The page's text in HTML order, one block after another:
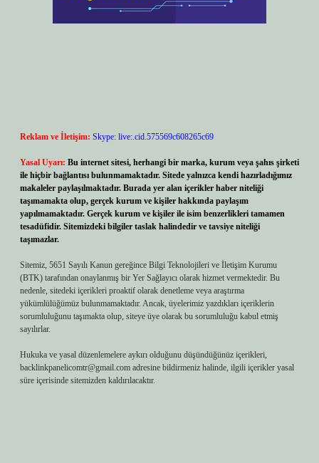
Reklam ve İletişim: Skype: live:.cid.575569c608265c69
Yasal Uyarı: Bu internet sitesi, herhangi bir marka, kurum veya şahıs şirketi
ile hiçbir bağlantısı bulunmamaktadır. Sitede yalnızca kendi hazırladığımız
makaleler paylaşılmaktadır. Burada yer alan içerikler haber niteliği
taşımamakta olup, gerçek kurum ve kişiler hakkında paylaşım
yapılmamaktadır. Gerçek kurum ve kişiler ile isim benzerlikleri tamamen
tesadüfidir. Sitemizdeki bilgiler taslak halindedir ve tavsiye niteliği
taşımazlar.
Sitemiz, 5651 Sayılı Kanun gereğince Bilgi Teknolojileri ve İletişim Kurumu
(BTK) tarafından onaylanmış bir Yer Sağlayıcı olarak hizmet vermektedir. Bu
nedenle, sitedeki içerikleri proaktif olarak denetleme veya araştırma
yükümlülüğümüz bulunmamaktadır. Ancak, üyelerimiz yazdıkları içeriklerin
sorumluluğunu taşımakta olup, siteye üye olarak bu sorumluluğu kabul etmiş
sayılırlar.
Hukuka ve yasal düzenlemelere aykırı olduğunu düşündüğünüz içerikleri,
backlinkpanelicomtr@gmail.com adresine bildirmeniz halinde, ilgili içerikler yasal
süre içerisinde sitemizden kaldırılacaktır.